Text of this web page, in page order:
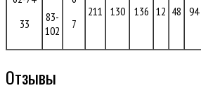
33
83-
102
7
211 130 136 12 48 94
Отзывы